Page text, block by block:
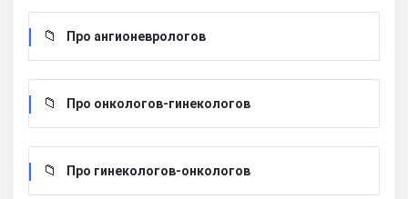
Про ангионеврологов
Про онкологов-гинекологов
Про гинекологов-онкологов